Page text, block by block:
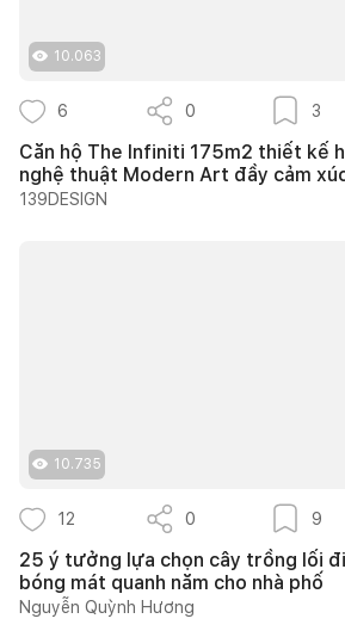
10.063
6 0 3
Căn hộ The Infiniti 175m2 thiết kế
nghệ thuật Modern Art đầy cảm
139DESIGN
10.735
12 0 9
25 ý tưởng lựa chọn cây trồng lối
bóng mát quanh năm cho nhà phố
Nguyễn Quỳnh Hương